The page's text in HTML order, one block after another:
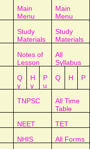
Main
Menu
Main
Menu
Study
Materials
Study
Materials
Notes of
Lesson
All
Syllabus
Q
y
H
y
P
u
Q H P
TNPSC
All Time
Table
NEET
TET
NHIS All Forms